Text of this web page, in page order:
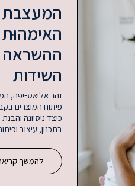
המעצבת
ההשראה
השידות
זהר אליאס-יפה,
פיתוח המוצרים
כיצד ניסיונה
בתכנון, עיצוב
להמשך